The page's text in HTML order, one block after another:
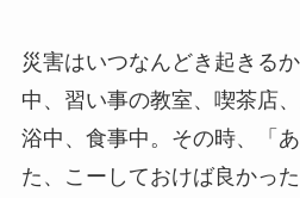
災害はいつなんどき起きる
中、習い事の教室、喫茶店
浴中、食事中。その時、「
た、こーしておけば良かっ